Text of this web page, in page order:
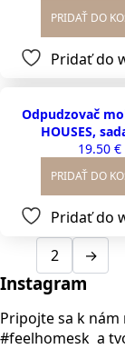
PRIDAŤ DO
Pridať do
Odpudzovač
HOUSES,
19.50 €
PRIDAŤ DO
Pridať do
2 →
Instagram
Pripojte sa k
#feelhomesk a